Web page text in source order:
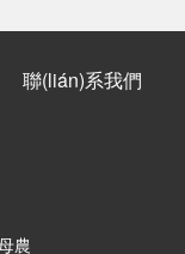
聯(lián)系我們
農